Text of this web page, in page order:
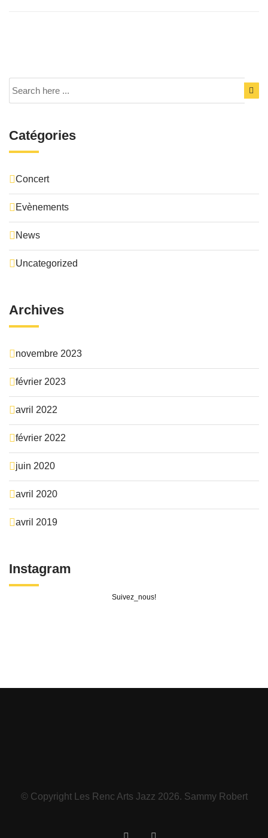
Catégories
Concert
Evènements
News
Uncategorized
Archives
novembre 2023
février 2023
avril 2022
février 2022
juin 2020
avril 2020
avril 2019
Instagram
Suivez_nous!
© Copyright Les Renc Arts Jazz 2026. Sammy Robert